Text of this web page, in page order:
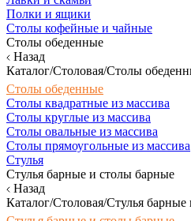
Полки и ящики
Столы кофейные и чайные
Столы обеденные
Назад
Каталог/Столовая/Столы
Столы обеденные
Столы квадратные из массива
Столы круглые из массива
Столы овальные из массива
Столы прямоугольные из массива
Стулья
Стулья барные и столы барные
Назад
Каталог/Столовая/Стулья